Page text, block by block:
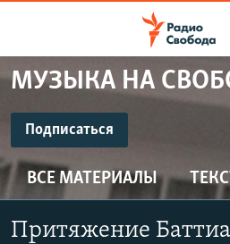
упрощенного
Вернуться
к
основному
содержанию
Вернутся
ПРОГРАММЫ
ПОДКАСТЫ
АВТОРСКИЕ ПРОЕКТЫ
ЦИТАТЫ СВОБОДЫ
МНЕНИЯ
МУЗЫКА НА
Подписаться
ВСЕ МАТЕРИАЛЫ
Притяжение